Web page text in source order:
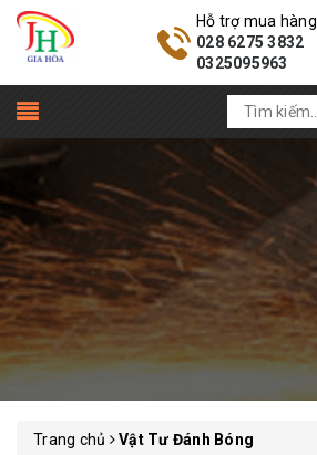
Hỗ trợ mua hàng
028 6275 3832
0325095963
Trang chủ Vật Tư Đánh Bóng